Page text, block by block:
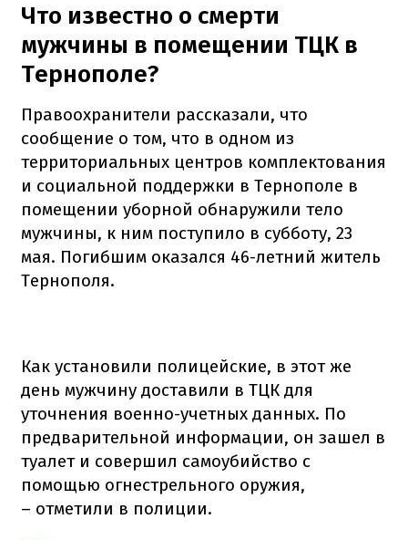
Что известно о смерти
мужчины в помещении ТЦК в
Тернополе?
Правоохранители рассказали, что
сообщение о том, что в одном из
территориальных центров комплектования
и социальной поддержки в Тернополе в
помещении уборной обнаружили тело
мужчины, к ним поступило в субботу, 23
мая. Погибшим оказался 46-летний житель
Тернополя.
Как установили полицейские, в этот же
день мужчину доставили в ТЦК для
уточнения военно-учетных данных. По
предварительной информации, он зашел в
туалет и совершил самоубийство с
помощью огнестрельного оружия,
– отметили в полиции.